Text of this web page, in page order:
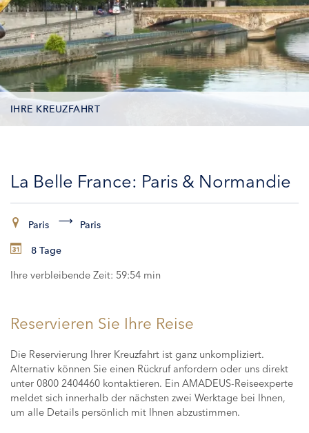
IHRE KREUZFAHRT
KABINEN
La Belle France: Paris & Normandie
Paris Paris
8 Tage
Ihre verbleibende Zeit: 59:53 min
Reservieren Sie Ihre Reise
Die Reservierung Ihrer Kreuzfahrt ist ganz unkompliziert.
Alternativ können Sie einen Rückruf anfordern oder uns direkt
unter 0800 2404460 kontaktieren. Ein AMADEUS-Reiseexperte
meldet sich innerhalb der nächsten zwei Werktage bei Ihnen,
um alle Details persönlich mit Ihnen abzustimmen.